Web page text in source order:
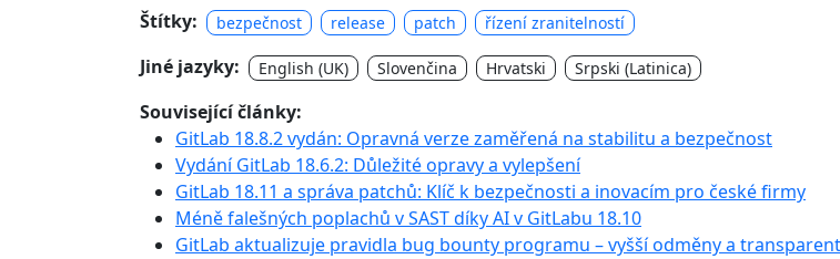
Štítky: bezpečnost release patch řízení zranitelností
Jiné jazyky: English (UK) Slovenčina Hrvatski Srpski (Latinica)
Související články:
GitLab 18.8.2 vydán: Opravná verze zaměřená na stabilitu a bezpečnost
Vydání GitLab 18.6.2: Důležité opravy a vylepšení
GitLab 18.11 a správa patchů: Klíč k bezpečnosti a inovacím pro české firmy
Méně falešných poplachů v SAST díky AI v GitLabu 18.10
GitLab aktualizuje pravidla bug bounty programu – vyšší odměny a